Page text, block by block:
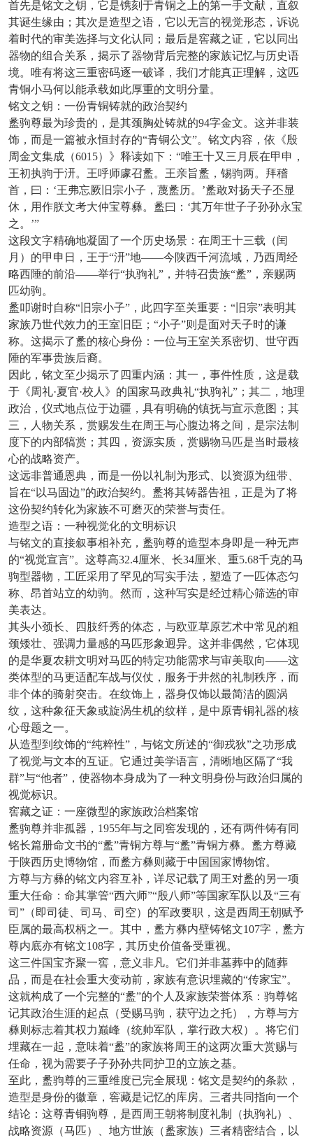
首先是铭文之钥，它是镌刻于青铜之上的第一手文献，直叙
其诞生缘由；其次是造型之语，它以无言的视觉形态，诉说
着时代的审美选择与文化认同；最后是窖藏之证，它以同出
器物的组合关系，揭示了器物背后完整的家族记忆与历史语
境。唯有将这三重密码逐一破译，我们才能真正理解，这匹
青铜小马何以能承载如此厚重的文明分量。
铭文之钥：一份青铜铸就的政治契约
盠驹尊最为珍贵的，是其颈胸处铸就的94字金文。这并非装
饰，而是一篇被永恒封存的“青铜公文”。铭文内容，依《殷
周金文集成（6015）》释读如下：“唯王十又三月辰在甲申，
王初执驹于汧。王呼师豦召盠。王亲旨盠，锡驹两。拜稽
首，曰：‘王弗忘厥旧宗小子，蔑盠历。’盠敢对扬天子丕显
休，用作朕文考大仲宝尊彝。盠曰：‘其万年世子子孙孙永宝
之。’”
这段文字精确地凝固了一个历史场景：在周王十三载（闰
月）的甲申日，王于“汧”地——今陕西千河流域，乃西周经
略西陲的前沿——举行“执驹礼”，并特召贵族“盠”，亲赐两
匹幼驹。
盠叩谢时自称“旧宗小子”，此四字至关重要：“旧宗”表明其
家族乃世代效力的王室旧臣；“小子”则是面对天子时的谦
称。这揭示了盠的核心身份：一位与王室关系密切、世守西
陲的军事贵族后裔。
因此，铭文至少揭示了四重内涵：其一，事件性质，这是载
于《周礼·夏官·校人》的国家马政典礼“执驹礼”；其二，地理
政治，仪式地点位于边疆，具有明确的镇抚与宣示意图；其
三，人物关系，赏赐发生在周王与心腹边将之间，是宗法制
度下的内部犒赏；其四，资源实质，赏赐物马匹是当时最核
心的战略资产。
这远非普通恩典，而是一份以礼制为形式、以资源为纽带、
旨在“以马固边”的政治契约。盠将其铸器告祖，正是为了将
这份契约转化为家族不可磨灭的荣誉与责任。
造型之语：一种视觉化的文明标识
与铭文的直接叙事相补充，盠驹尊的造型本身即是一种无声
的“视觉宣言”。这尊高32.4厘米、长34厘米、重5.68千克的马
驹型器物，工匠采用了罕见的写实手法，塑造了一匹体态匀
称、昂首站立的幼驹。然而，这种写实是经过精心筛选的审
美表达。
其头小颈长、四肢纤秀的体态，与欧亚草原艺术中常见的粗
颈矮壮、强调力量感的马匹形象迥异。这并非偶然，它体现
的是华夏农耕文明对马匹的特定功能需求与审美取向——这
类体型的马更适配车战与仪仗，服务于井然的礼制秩序，而
非个体的骑射突击。在纹饰上，器身仅饰以最简洁的圆涡
纹，这种象征天象或旋涡生机的纹样，是中原青铜礼器的核
心母题之一。
从造型到纹饰的“纯粹性”，与铭文所述的“御戎狄”之功形成
了视觉与文本的互证。它通过美学语言，清晰地区隔了“我
群”与“他者”，使器物本身成为了一种文明身份与政治归属的
视觉标识。
窖藏之证：一座微型的家族政治档案馆
盠驹尊并非孤器， 1955年与之同窖发现的，还有两件铸有同
铭长篇册命文书的“盠”青铜方尊与“盠”青铜方彝。盠方尊藏
于陕西历史博物馆，而盠方彝则藏于中国国家博物馆。
方尊与方彝的铭文内容互补，详尽记载了周王对盠的另一项
重大任命：命其掌管“西六师”“殷八师”等国家军队以及“三有
司”（即司徒、司马、司空）的军政要职，这是西周王朝赋予
臣属的最高权柄之一。其中，盠方彝内壁铸铭文107字，盠方
尊内底亦有铭文108字，其历史价值备受重视。
这三件国宝齐聚一窖，意义非凡。它们并非墓葬中的随葬
品，而是在社会重大变动前，家族有意识埋藏的“传家宝”。
这就构成了一个完整的“盠”的个人及家族荣誉体系：驹尊铭
记其政治生涯的起点（受赐马驹，获守边之托），方尊与方
彝则标志着其权力巅峰（统帅军队，掌行政大权）。将它们
埋藏在一起，意味着“盠”的家族将周王的这两次重大赏赐与
任命，视为需要子子孙孙共同护卫的立族之基。
至此，盠驹尊的三重维度已完全展现：铭文是契约的条款，
造型是身份的徽章，窖藏是记忆的库房。三者共同指向一个
结论：这尊青铜驹尊，是西周王朝将制度礼制（执驹礼）、
战略资源（马匹）、地方世族（盠家族）三者精密结合，以